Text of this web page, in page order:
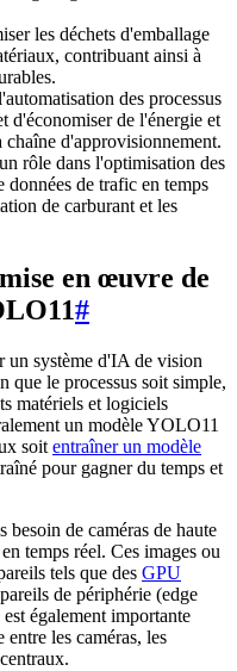
les déchets d'emballage
contribuant ainsi à
des processus
de l'énergie et
chaîne d'approvisionnement.
rôle dans l'optimisation des
de trafic en temps
de carburant et les
en œuvre de
#
un système d'IA de vision
le processus soit simple,
matériels et logiciels
un modèle YOLO11
soit entraîner un modèle
pour gagner du temps et
besoin de caméras de haute
temps réel. Ces images ou
tels que des GPU
de périphérie (edge
également importante
les caméras, les